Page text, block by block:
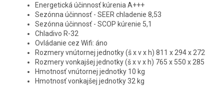
Energetická účinnosť kúrenia A+++
Sezónna účinnosť - SEER chladenie 8,53
Sezónna účinnosť - SCOP kúrenie 5,1
Chladivo R-32
Ovládanie cez Wifi: áno
Rozmery vnútornej jednotky (š x v x h) 811 x 294 x 272
Rozmery vonkajšej jednotky (š x v x h) 765 x 550 x 285
Hmotnosť vnútornej jednotky 10 kg
Hmotnosť vonkajšej jednotky 32 kg